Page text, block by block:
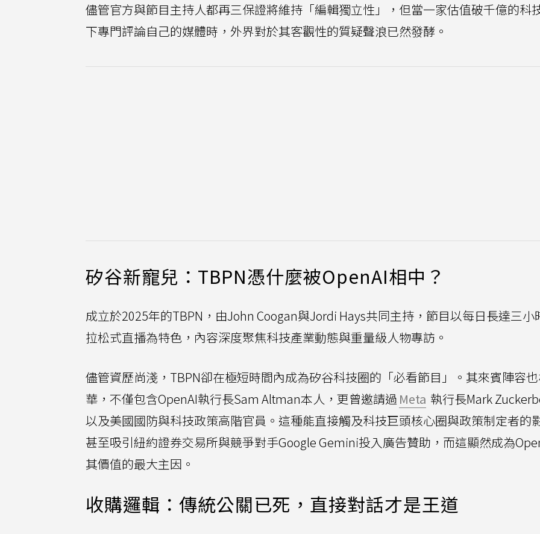
儘管官方與節目主持人都再三保證將維持「編輯獨立性」，但當一家估值破千億的科
下專門評論自己的媒體時，外界對於其客觀性的質疑聲浪已然發酵。
矽谷新寵兒：TBPN憑什麼被OpenAI相中？
成立於2025年的TBPN，由John Coogan與Jordi Hays共同主持，節目以每日長達三小
拉松式直播為特色，內容深度聚焦科技產業動態與重量級人物專訪。
儘管資歷尚淺，TBPN卻在極短時間內成為矽谷科技圈的「必看節目」。其來賓陣容
華，不僅包含OpenAI執行長Sam Altman本人，更曾邀請過 Meta 執行長Mark
以及美國國防與科技政策高階官員。這種能直接觸及科技巨頭核心圈與政策制定者的
甚至吸引紐約證券交易所與競爭對手Google Gemini投入廣告贊助，而這顯然成為
其價值的最大主因。
收購邏輯：傳統公關已死，直接對話才是王道